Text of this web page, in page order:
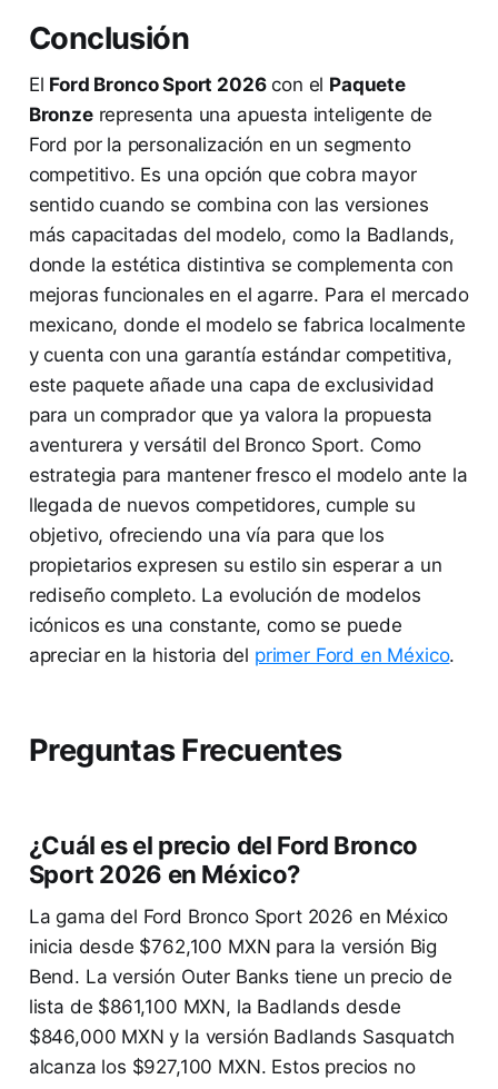
Conclusión
El Ford Bronco Sport 2026con el Paquete
Bronzerepresenta una apuesta inteligente de
Ford por la personalización en un segmento
competitivo. Es una opción que cobra mayor
sentido cuando se combina con las versiones
más capacitadas del modelo, como la Badlands,
donde la estética distintiva se complementa con
mejoras funcionales en el agarre. Para el mercado
mexicano, donde el modelo se fabrica localmente
y cuenta con una garantía estándar competitiva,
este paquete añade una capa de exclusividad
para un comprador que ya valora la propuesta
aventurera y versátil del Bronco Sport. Como
estrategia para mantener fresco el modelo ante la
llegada de nuevos competidores, cumple su
objetivo, ofreciendo una vía para que los
propietarios expresen su estilo sin esperar a un
rediseño completo. La evolución de modelos
icónicos es una constante, como se puede
apreciar en la historia del primer Ford en México.
Preguntas Frecuentes
¿Cuál es el precio del Ford Bronco
Sport 2026 en México?
La gama del Ford Bronco Sport 2026 en México
inicia desde $762,100 MXN para la versión Big
Bend. La versión Outer Banks tiene un precio de
lista de $861,100 MXN, la Badlands desde
$846,000 MXN y la versión Badlands Sasquatch
alcanza los $927,100 MXN. Estos precios no